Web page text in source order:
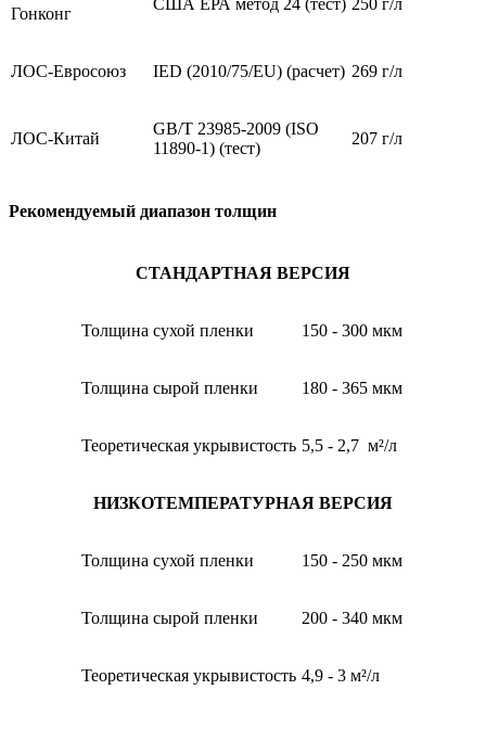
Гонконг
США ЕРА метод 24 (тест) 250 г/л
ЛОС-Евросоюз IED (2010/75/EU) (расчет) 269 г/л
ЛОС-Китай
GB/T 23985-2009 (ISO
11890-1) (тест)
207 г/л
Рекомендуемый диапазон толщин
СТАНДАРТНАЯ ВЕРСИЯ
Толщина сухой пленки 150 - 300 мкм
Толщина сырой пленки 180 - 365 мкм
Теоретическая укрывистость 5,5 - 2,7 м²/л
НИЗКОТЕМПЕРАТУРНАЯ ВЕРСИЯ
Толщина сухой пленки 150 - 250 мкм
Толщина сырой пленки 200 - 340 мкм
Теоретическая укрывистость 4,9 - 3 м²/л